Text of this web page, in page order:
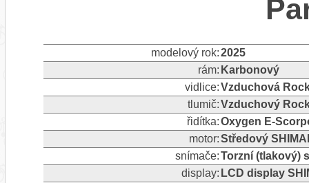
modelový rok:2025
rám: Karbonový
vidlice:Vzduchová
tlumič:Vzduchový
řidítka:Oxygen E-
motor:Středový
snímače:Torzní (tlakový)
display: LCD display